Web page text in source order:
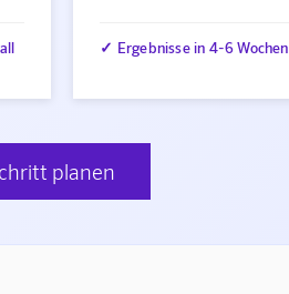
✓ Ergebnisse in 4-6 Wochen
planen